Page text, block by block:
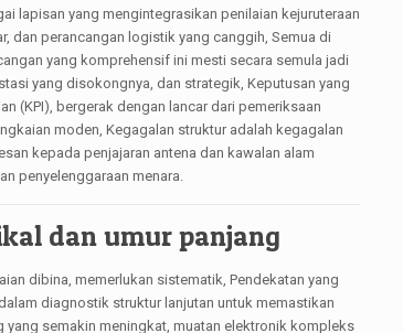
lapisan yang mengintegrasikan penilaian kejuruteraan
dan perancangan logistik yang canggih, Semua di
yang komprehensif ini mesti secara semula jadi
yang disokongnya, dan strategik, Keputusan yang
(KPI), bergerak dengan lancar dari pemeriksaan
moden, Kegagalan struktur adalah kegagalan
kepada penjajaran antena dan kawalan alam
penyelenggaraan menara.
dan umur panjang
dibina, memerlukan sistematik, Pendekatan yang
diagnostik struktur lanjutan untuk memastikan
semakin meningkat, muatan elektronik kompleks